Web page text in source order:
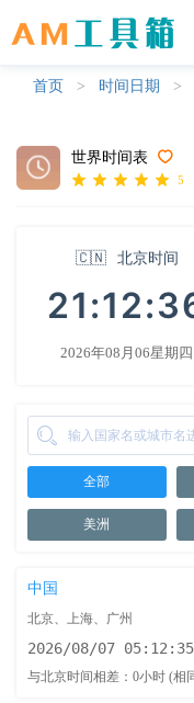
首页 > 时间日期 >
世界时间表
5
🇨🇳 北京时间
2026年08月06星期四
全部
美洲
中国
北京、上海、广州
2026/08/07 05:12:36
与北京时间相差：0小时 (相